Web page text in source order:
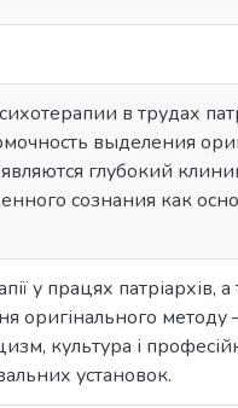
в трудах
выделения
глубокий
сознания как
у працях патріархів,
оригінального методу
культура і
установок.